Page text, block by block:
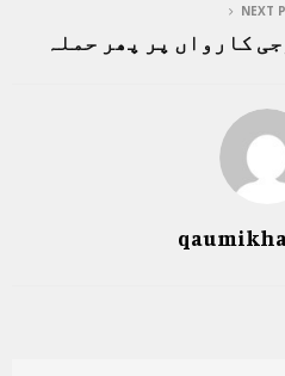
NEXT
کارواں پر پھر حملہ